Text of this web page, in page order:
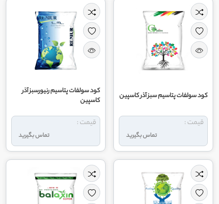
کود سولفات پتاسیم سبز آذر کاسپین
تماس بگیرید
قیمت :
کود سولفات پتاسیم رنیورسبز آذر
کاسپین
تماس بگیرید
قیمت :